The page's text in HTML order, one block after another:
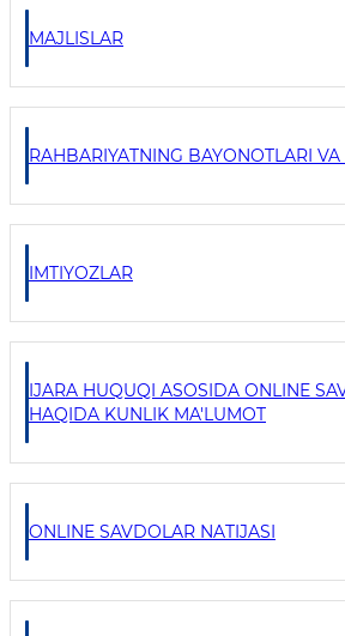
MAJLISLAR
RAHBARIYATNING BAYONOTLARI
IMTIYOZLAR
IJARA HUQUQI ASOSIDA ONLINE
HAQIDA KUNLIK MA'LUMOT
ONLINE SAVDOLAR NATIJASI